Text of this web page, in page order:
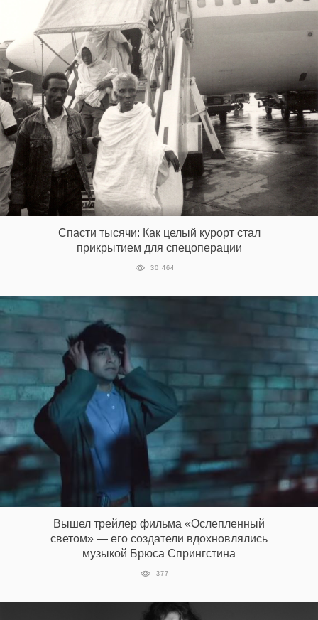
Спасти тысячи: Как целый курорт стал
прикрытием для спецоперации
30 464
Вышел трейлер фильма «Ослепленный
светом» — его создатели вдохновлялись
музыкой Брюса Спрингстина
377